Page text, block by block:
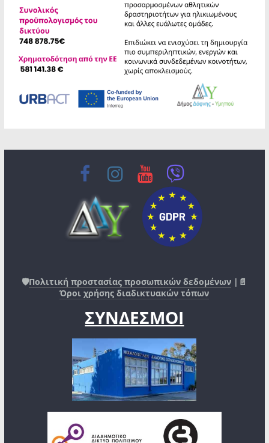
🛡️Πολιτική προστασίας προσωπικών δεδομένων |📄
Όροι χρήσης διαδικτυακών τόπων
ΣΥΝΔΕΣΜΟΙ